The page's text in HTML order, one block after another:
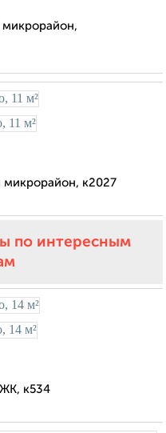
к2027
по интересным
к534